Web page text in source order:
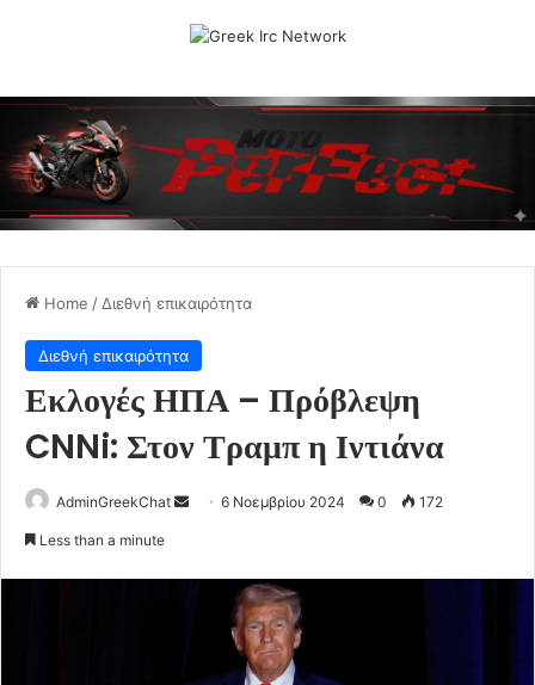
Home / Διεθνή επικαιρότητα
Διεθνή επικαιρότητα
Εκλογές ΗΠΑ – Πρόβλεψη
CNNi: Στον Τραμπ η Ιντιάνα
AdminGreekChat
Send6 Νοεμβρίου 2024 0 172
Less than a minute